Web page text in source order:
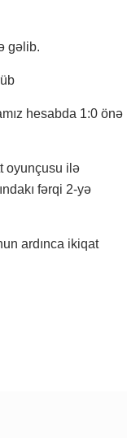
gəlib.
hesabda 1:0 önə
oyunçusu ilə
fərqi 2-yə
ardınca ikiqat